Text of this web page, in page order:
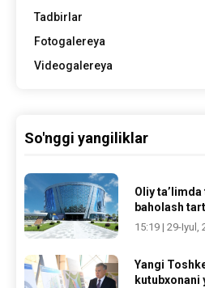
Tadbirlar
Fotogalereya
Videogalereya
So'nggi yangiliklar
Oliy
baholash
15:19 | 29-Iyul,
Yangi